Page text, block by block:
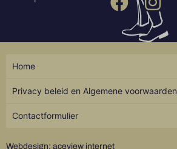
Webdesign: aceview internet
Home
Privacy beleid en Algemene voorwaarden
Contactformulier